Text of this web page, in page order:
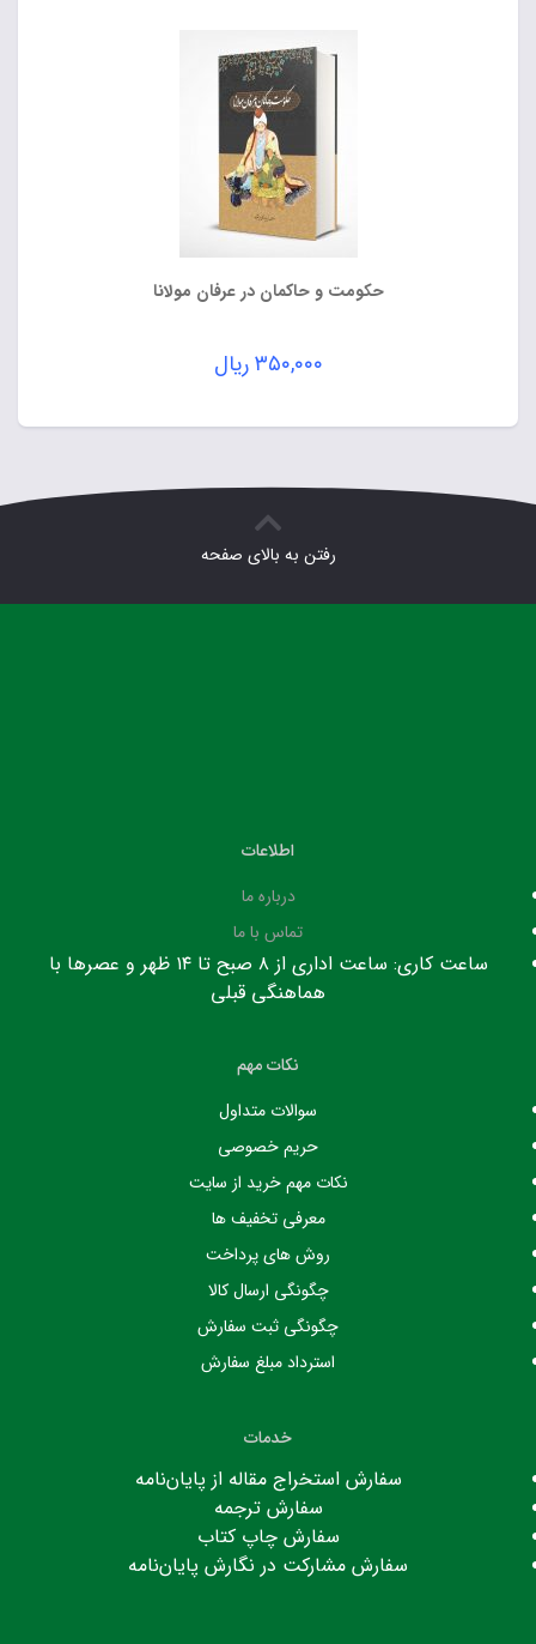
حکومت و حاکمان در عرفان مولانا
۳۵۰,۰۰۰ریال
رفتن به بالای صفحه
اطلاعات
درباره ما
تماس با ما
ساعت کاری: ساعت اداری از ۸ صبح تا ۱۴ ظهر و عصرها با
هماهنگی قبلی
نکات مهم
سوالات متداول
حریم خصوصی
نکات مهم خرید از سایت
معرفی تخفیف ها
روش های پرداخت
چگونگی ارسال کالا
چگونگی ثبت سفارش
استرداد مبلغ سفارش
خدمات
سفارش استخراج مقاله از پایان‌نامه
سفارش ترجمه
سفارش چاپ کتاب
سفارش مشارکت در نگارش پایان‌نامه